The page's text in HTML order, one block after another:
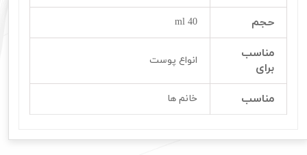
حجم 40 ml
مناسب
برای
انواع پوست
مناسب خانم ها